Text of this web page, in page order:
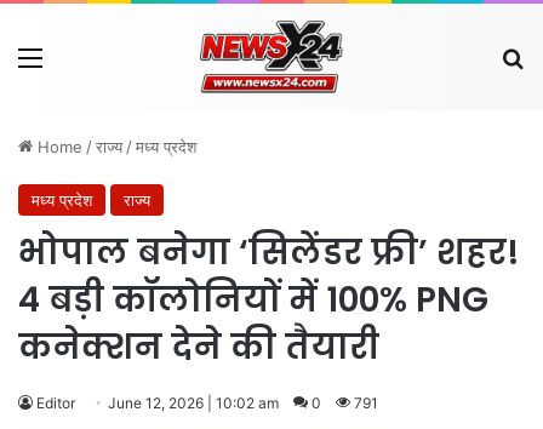
Menu
Home /राज्य /मध्य प्रदेश
मध्य प्रदेश राज्य
भोपाल बनेगा ‘सिलेंडर फ्री’ शहर!
4 बड़ी कॉलोनियों में 100% PNG
कनेक्शन देने की तैयारी
Editor June 12, 2026 | 10:02 am 0 791